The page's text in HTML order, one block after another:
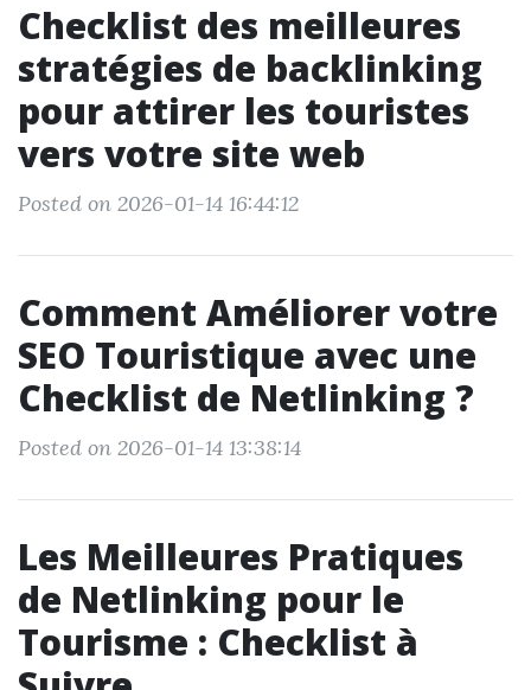
Checklist des meilleures
stratégies de backlinking
pour attirer les touristes
vers votre site web
Posted on 2026-01-14 16:44:12
Comment Améliorer votre
SEO Touristique avec une
Checklist de Netlinking ?
Posted on 2026-01-14 13:38:14
Les Meilleures Pratiques
de Netlinking pour le
Tourisme : Checklist à